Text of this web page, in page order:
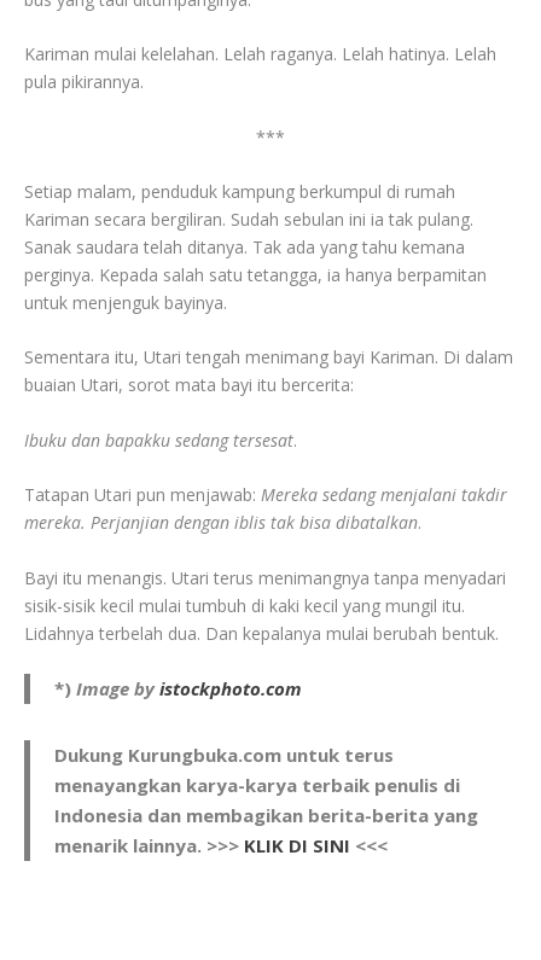
Kariman mulai kelelahan. Lelah raganya. Lelah hatinya. Lelah
pula pikirannya.
***
Setiap malam, penduduk kampung berkumpul di rumah
Kariman secara bergiliran. Sudah sebulan ini ia tak pulang.
Sanak saudara telah ditanya. Tak ada yang tahu kemana
perginya. Kepada salah satu tetangga, ia hanya berpamitan
untuk menjenguk bayinya.
Sementara itu, Utari tengah menimang bayi Kariman. Di dalam
buaian Utari, sorot mata bayi itu bercerita:
Ibuku dan bapakku sedang tersesat.
Tatapan Utari pun menjawab: Mereka sedang menjalani takdir
mereka. Perjanjian dengan iblis tak bisa dibatalkan.
Bayi itu menangis. Utari terus menimangnya tanpa menyadari
sisik-sisik kecil mulai tumbuh di kaki kecil yang mungil itu.
Lidahnya terbelah dua. Dan kepalanya mulai berubah bentuk.
*) Image byistockphoto.com
Dukung Kurungbuka.com untuk terus
menayangkan karya-karya terbaik penulis di
Indonesia dan membagikan berita-berita yang
menarik lainnya. >>> KLIK DI SINI <<<